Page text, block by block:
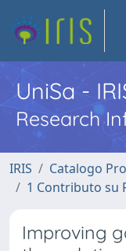
UniSa -
Research
IRIS
Catalogo
1 Contributo su
Improving